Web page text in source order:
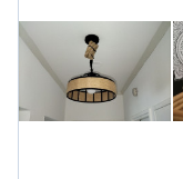
ou garage -Joint silicone -Débouchage - Soudure cuivre
et raccordement PER ,
salle de bain Ettc... Chauffagiste Installation de
chaudière .
reste aussi